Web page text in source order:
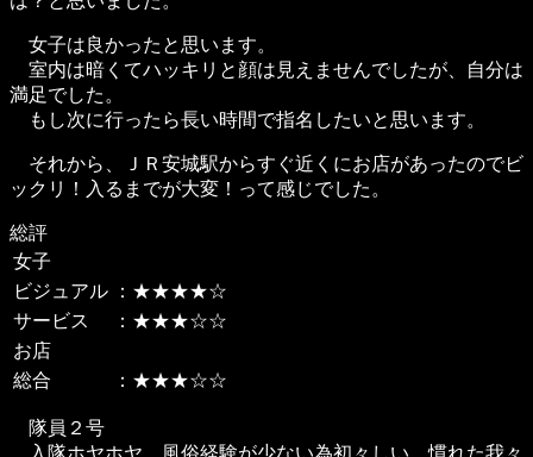
女子は良かったと思います。
室内は暗くてハッキリと顔は見えませんでしたが、自分は
満足でした。
もし次に行ったら長い時間で指名したいと思います。
それから、ＪＲ安城駅からすぐ近くにお店があったのでビ
ックリ！入るまでが大変！って感じでした。
総評
女子
ビジュアル
：★★★★☆
サービス
：★★★☆☆
お店
総合
：★★★☆☆
隊員２号
入隊ホヤホヤ、風俗経験が少ない為初々しい。慣れた我々